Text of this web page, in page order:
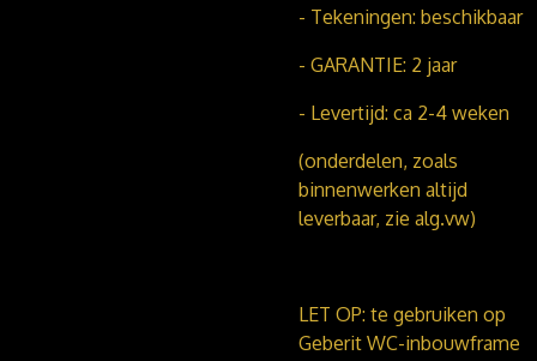
- Tekeningen: beschikbaar
- GARANTIE: 2 jaar
- Levertijd: ca 2-4 weken
(onderdelen, zoals
binnenwerken altijd
leverbaar, zie alg.vw)
LET OP: te gebruiken op
Geberit WC-inbouwframe